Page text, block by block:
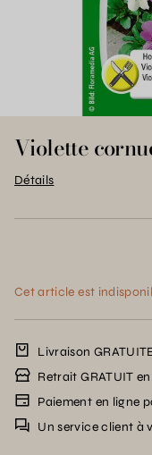
Violette
Détails
Cet article est
Livraison
Retrait GRATUIT
Paiement en ligne
Un service client à